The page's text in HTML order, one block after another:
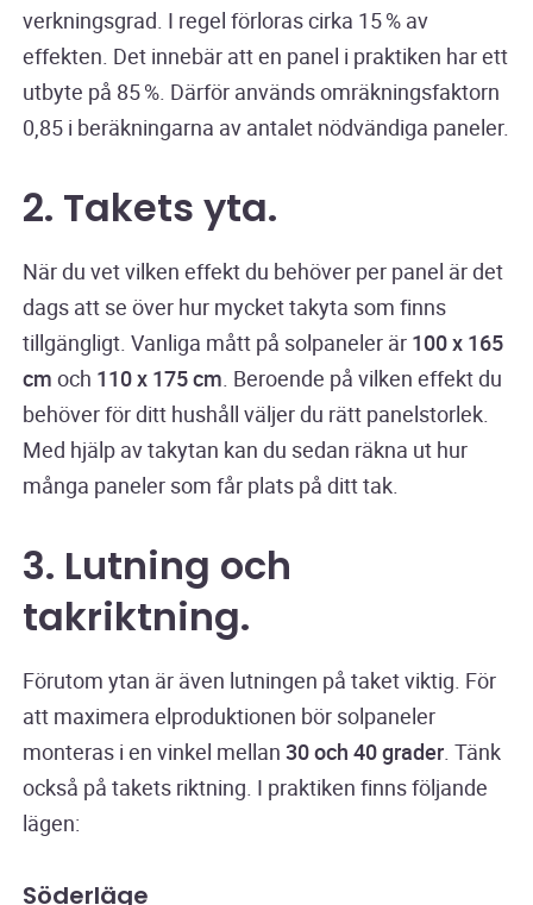
verkningsgrad. I regel förloras cirka 15 % av
effekten. Det innebär att en panel i praktiken har ett
utbyte på 85 %. Därför används omräkningsfaktorn
0,85 i beräkningarna av antalet nödvändiga paneler.
2. Takets yta.
När du vet vilken effekt du behöver per panel är det
dags att se över hur mycket takyta som finns
tillgängligt. Vanliga mått på solpaneler är 100 x 165
cm och 110 x 175 cm . Beroende på vilken effekt du
behöver för ditt hushåll väljer du rätt panelstorlek.
Med hjälp av takytan kan du sedan räkna ut hur
många paneler som får plats på ditt tak.
3. Lutning och
takriktning.
Förutom ytan är även lutningen på taket viktig. För
att maximera elproduktionen bör solpaneler
monteras i en vinkel mellan30 och 40 grader . Tänk
också på takets riktning. I praktiken finns följande
lägen:
Söderläge